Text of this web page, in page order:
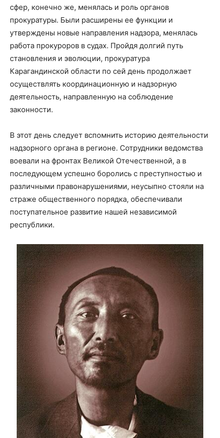
сфер, конечно же, менялась и роль органов
прокуратуры. Были расширены ее функции и
утверждены новые направления надзора, менялась
работа прокуроров в судах. Пройдя долгий путь
становления и эволюции, прокуратура
Карагандинской области по сей день продолжает
осуществлять координационную и надзорную
деятельность, направленную на соблюдение
законности.
В этот день следует вспомнить историю деятельности
надзорного органа в регионе. Сотрудники ведомства
воевали на фронтах Великой Отечественной, а в
последующем успешно боролись с преступностью и
различными правонарушениями, неусыпно стояли на
страже общественного порядка, обеспечивали
поступательное развитие нашей независимой
республики.